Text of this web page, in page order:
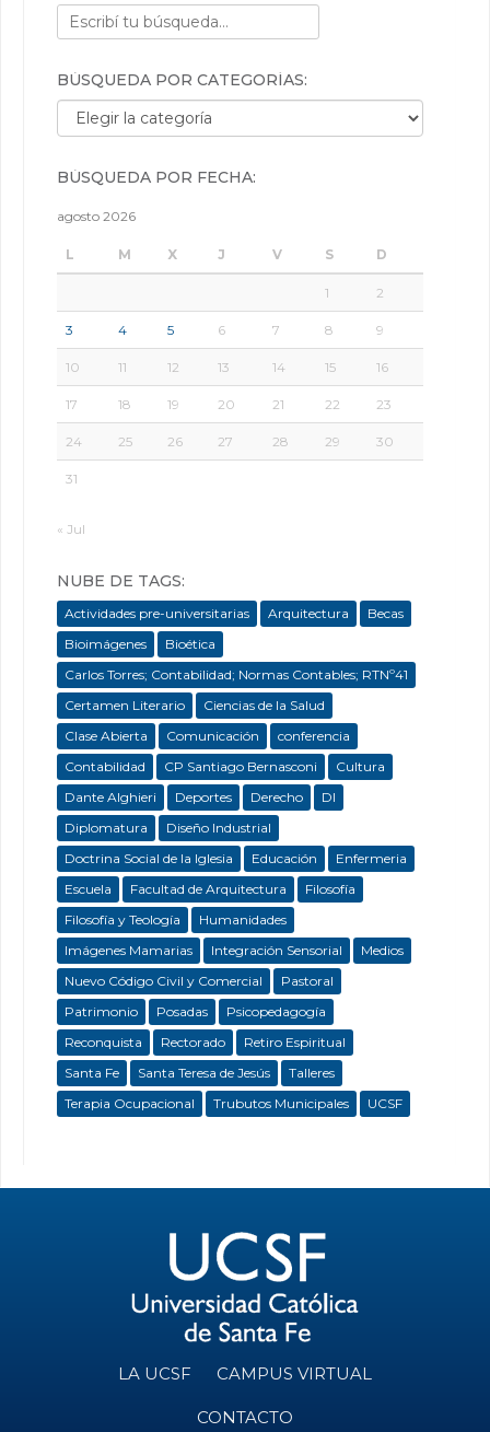
BÚSQUEDA POR CATEGORÍAS:
Búsqueda por categorías:
BÚSQUEDA POR FECHA:
agosto 2026
L M X J V S D
1 2
3 4 5 6 7 8 9
10 11 12 13 14 15 16
17 18 19 20 21 22 23
24 25 26 27 28 29 30
31
« Jul
NUBE DE TAGS:
Actividades pre-universitarias Arquitectura
Becas
Bioimágenes
Bioética
Carlos Torres; Contabilidad; Normas Contables; RTNº41
Certamen Literario
Ciencias de la Salud
Clase Abierta
Comunicación
conferencia
Contabilidad
CP Santiago Bernasconi
Cultura
Dante Alghieri
Deportes Derecho
DI
Diplomatura
Diseño Industrial
Doctrina Social de la Iglesia
Educación
Enfermeria
Escuela
Facultad de Arquitectura
Filosofía
Filosofía y Teología
Humanidades
Imágenes Mamarias
Integración Sensorial
Medios
Nuevo Código Civil y Comercial
Pastoral
Patrimonio
Posadas
Psicopedagogía
Reconquista
Rectorado
Retiro Espiritual
Santa Fe
Santa Teresa de Jesús
Talleres
Terapia Ocupacional
Trubutos Municipales UCSF
LA UCSF CAMPUS VIRTUAL
CONTACTO